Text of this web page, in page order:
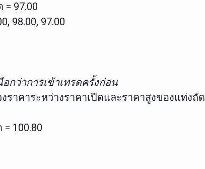
= 97.00
98.00, 97.00
กว่าการเข้าเทรดครั้งก่อน
ราคาระหว่างราคาเปิดและราคาสูงของแท่งถัด
100.80